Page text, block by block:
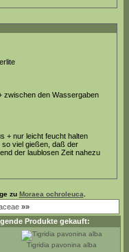
zwischen den Wassergaben
+ nur leicht feucht halten
so viel gießen, daß der
der laublosen Zeit nahezu
zu Moraea ochroleuca
»»
Produkte gekauft:
Tigridia pavonina alba